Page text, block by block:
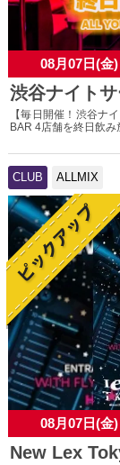
08月07日(金
渋谷ナイト
【毎日開催！渋谷ナ
BAR 4店舗を終日飲み
CLUB ALLMIX
08月07日(金
New Lex